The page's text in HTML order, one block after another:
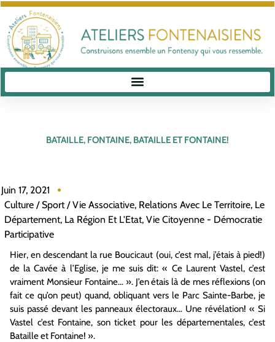
BATAILLE, FONTAINE, BATAILLE ET FONTAINE!
Juin 17, 2021
Culture / Sport / Vie Associative, Relations Avec Le Territoire, Le
Département, La Région Et L'Etat, Vie Citoyenne - Démocratie
Participative
Hier, en descendant la rue Boucicaut (oui, c’est mal, j’étais à pied!)
de la Cavée à l’Eglise, je me suis dit: « Ce Laurent Vastel, c’est
vraiment Monsieur Fontaine… ». J’en étais là de mes réflexions (on
fait ce qu’on peut) quand, obliquant vers le Parc Sainte-Barbe, je
suis passé devant les panneaux électoraux… Une révélation! « Si
Vastel c’est Fontaine, son ticket pour les départementales, c’est
Bataille et Fontaine! ».